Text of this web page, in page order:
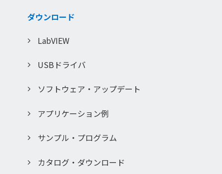
ダウンロード
LabVIEW
USBドライバ
ソフトウェア・アップデート
アプリケーション例
サンプル・プログラム
カタログ・ダウンロード